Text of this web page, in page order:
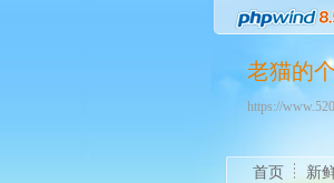
老猫的
https://
首页 新